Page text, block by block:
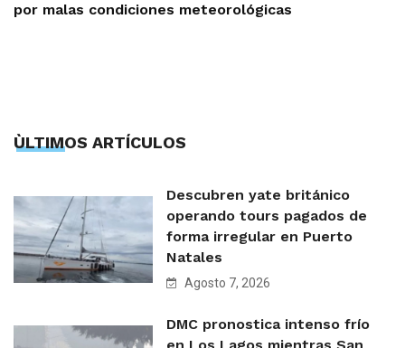
por malas condiciones meteorológicas
ÙLTIMOS ARTÍCULOS
Descubren yate británico
operando tours pagados de
forma irregular en Puerto
Natales
Agosto 7, 2026
DMC pronostica intenso frío